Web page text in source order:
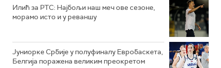
Илић за РТС: Најбољи наш меч ове сезоне,
морамо исто и у реваншу
Јуниорке Србије у полуфиналу Евробаскета,
Белгија поражена великим преокретом